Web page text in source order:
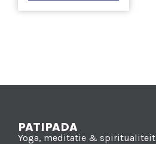
PATIPADA
Yoga, meditatie & spiritualiteit